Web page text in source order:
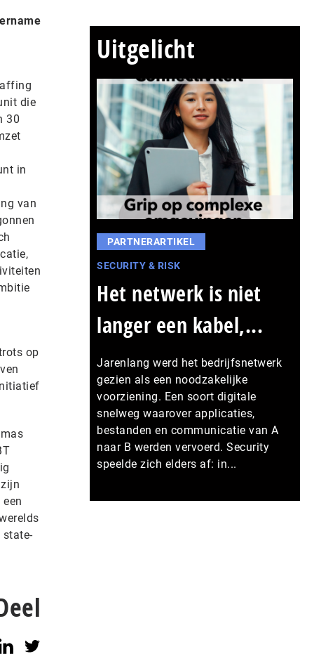
die
30
in
van
op
state-
Uitgelicht
PARTNERARTIKEL
SECURITY & RISK
Het netwerk is niet
langer een kabel,...
Jarenlang werd het bedrijfsnetwerk
gezien als een noodzakelijke
voorziening. Een soort digitale
snelweg waarover applicaties,
bestanden en communicatie van A
naar B werden vervoerd. Security
speelde zich elders af: in...